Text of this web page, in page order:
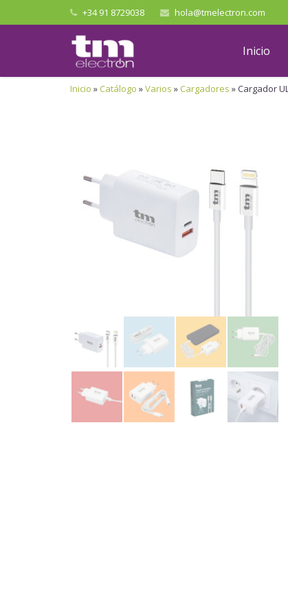
+34 91 8729038 hola@tmelectron.com
Inicio
Inicio » Catálogo »Varios » Cargadores »Cargador